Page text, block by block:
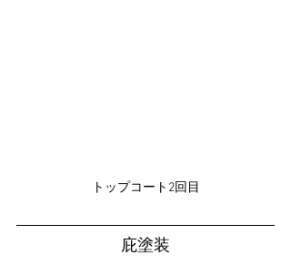
トップコート2回目
庇塗装